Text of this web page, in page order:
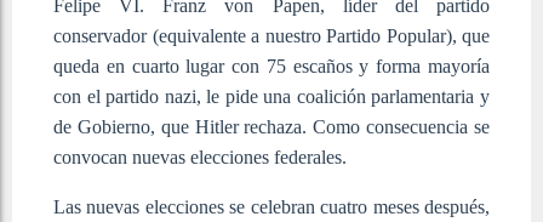
Felipe VI. Franz von Papen, líder del partido
conservador (equivalente a nuestro Partido Popular), que
queda en cuarto lugar con 75 escaños y forma mayoría
con el partido nazi, le pide una coalición parlamentaria y
de Gobierno, que Hitler rechaza. Como consecuencia se
convocan nuevas elecciones federales.
Las nuevas elecciones se celebran cuatro meses después,